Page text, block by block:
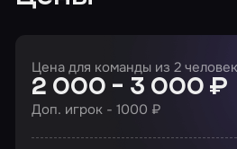
Цена для команды из 2 человек
2 000 - 3 000 ₽
Доп. игрок - 1000 ₽